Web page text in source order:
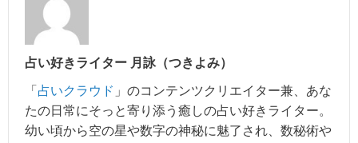
占い好きライター 月詠（つきよみ）
「 占いクラウド 」のコンテンツクリエイター兼、あな
たの日常にそっと寄り添う癒しの占い好きライター。
幼い頃から空の星や数字の神秘に魅了され、数秘術や